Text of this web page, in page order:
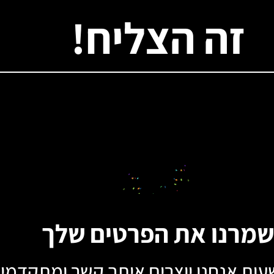
זה הצליח!
שמרנו את הפרטים שלך